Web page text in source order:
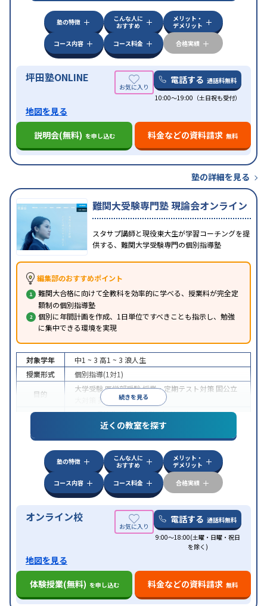
特徴
中高一貫校生に対応授業の振替可能 不登校生に対
学習にPC・タブレットを利用オンライン対応
科目から受講可能季節講習のみの受講可発達障害
の子どもに対応
塾の特徴
こんな人に
おすすめ
メリット・
デメリット
コース内容
コース料金 合格実績
坪田塾ONLINE 電話する 通話料無料
10:00～19:00（土日祝も受付）
地図を見る
説明会(無料) を申し込む 料金などの資料請求 無料
塾の詳細を見る
難関大受験専門塾 現論会オンライン
スタサプ講師と現役東大生が学習コーチングを提
供する、難関大学受験専門の個別指導塾
編集部のおすすめポイント
難関大合格に向けて全教科を効率的に学べる、授業料が完全定
額制の個別指導塾
個別に年間計画を作成、1日単位ですべきことも指示し、勉強
に集中できる環境を実現
続きを見る
対象学年 中1 ~ 3 高1 ~ 3 浪人生
授業形式
個別指導(1対1)
目的
大学受験医学部受験授業・定期テスト対策 国公立
英検(英語検定)対策
中高一貫校生に対応授業の振替可能オンライン対
自習室あり
近くの教室を探す
塾の特徴
こんな人に
おすすめ
メリット・
デメリット
コース内容
コース料金 合格実績
オンライン校 電話する 通話料無料
9:00～18:00(土曜・日曜・祝日
を除く)
地図を見る
体験授業(無料) を申し込む 料金などの資料請求 無料